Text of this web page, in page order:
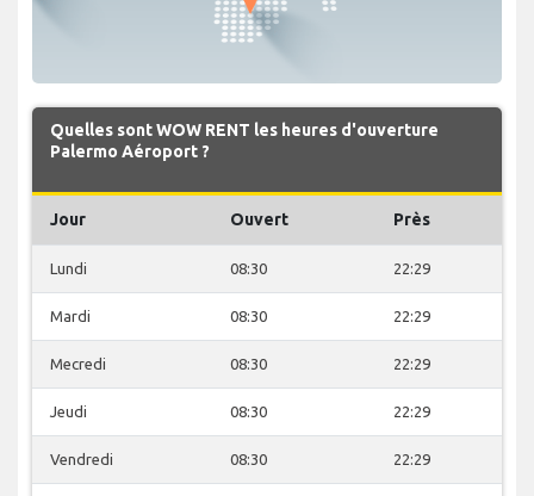
Quelles sont WOW RENT les heures d'ouverture
Palermo Aéroport ?
Jour Ouvert Près
Lundi 08:30 22:29
Mardi 08:30 22:29
Mecredi 08:30 22:29
Jeudi 08:30 22:29
Vendredi 08:30 22:29